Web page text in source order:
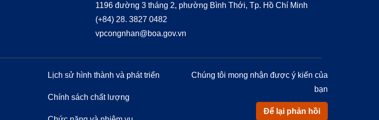
1196 đường 3 tháng 2, phường Bình Thới, Tp. Hồ Chí Minh
(+84) 28. 3827 0482
vpcongnhan@boa.gov.vn
OUR PEOPLE
Lịch sử hình thành và phát triển
Chính sách chất lượng
Chúng tôi mong nhận được ý kiến của
bạn
Để lại phản hồi